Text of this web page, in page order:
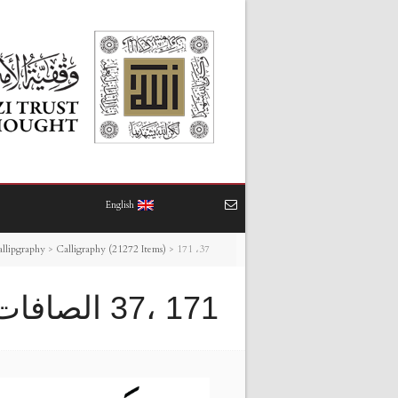
English
> Calligraphy (21272 Items) > 171 ،37 الصافات
171 ،37 الصافات